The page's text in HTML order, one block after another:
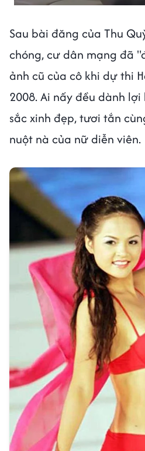
Sau bài đăng của Thu
chóng, cư dân mạng đã
ảnh cũ của cô khi dự thi
2008. Ai nấy đều dành
sắc xinh đẹp, tươi tắn
nuột nà của nữ diễn viên.